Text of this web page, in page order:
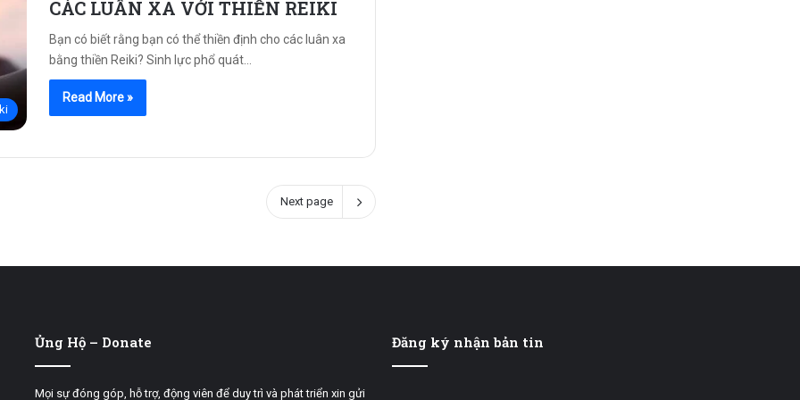
CÁC LUÂN XA VỚI THIỀN REIKI
Bạn có biết rằng bạn có thể thiền định cho các luân xa
bằng thiền Reiki? Sinh lực phổ quát…
Read More »
Next page
Ủng Hộ – Donate
Mọi sự đóng góp, hỗ trợ, động viên để duy trì và phát triển xin gửi
Đăng ký nhận bản tin